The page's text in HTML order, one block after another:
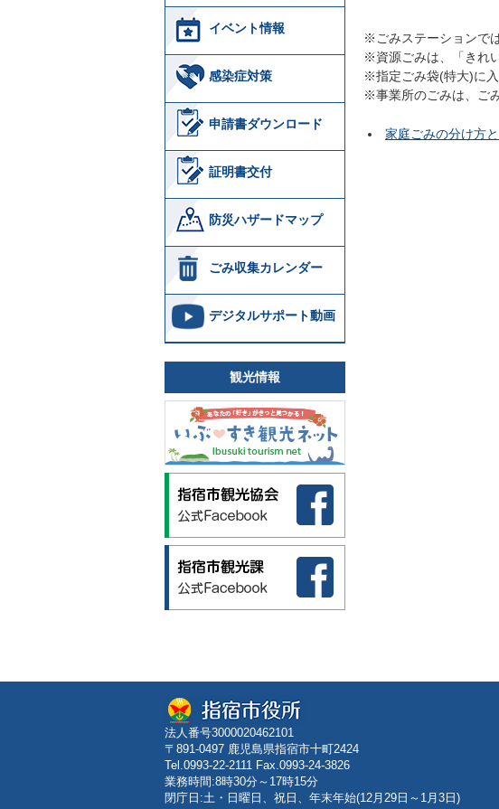
イベント情報
感染症対策
申請書ダウンロード
証明書交付
防災ハザードマップ
ごみ収集カレンダー
デジタルサポート動画
観光情報
※ごみステーションで
※資源ごみは、「きれ
※指定ごみ袋(特大)に
※事業所のごみは、ご
家庭ごみの分け方
法人番号3000020462101
〒891-0497 鹿児島県指宿市十町2424
Tel.0993-22-2111 Fax.0993-24-3826
業務時間:8時30分～17時15分
閉庁日:土・日曜日、祝日、年末年始(12月29日～1月3日)